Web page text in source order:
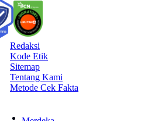
Redaksi
Kode Etik
Sitemap
Tentang Kami
Metode Cek Fakta